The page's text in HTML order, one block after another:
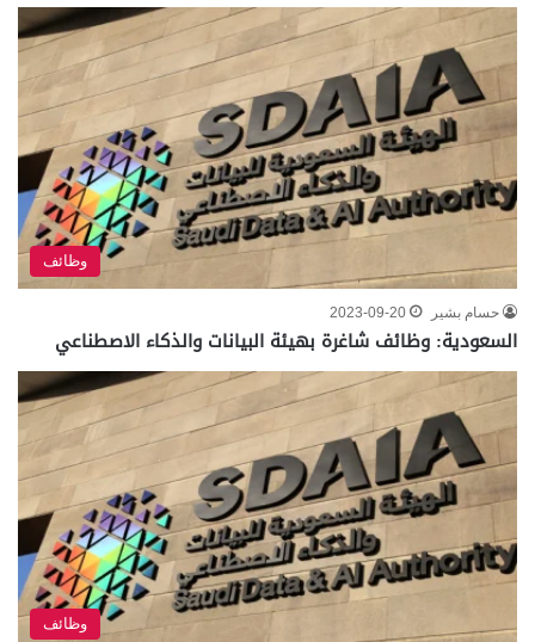
وظائف
حسام بشير 2023-09-20
السعودية: وظائف شاغرة بهيئة البيانات والذكاء الاصطناعي
وظائف